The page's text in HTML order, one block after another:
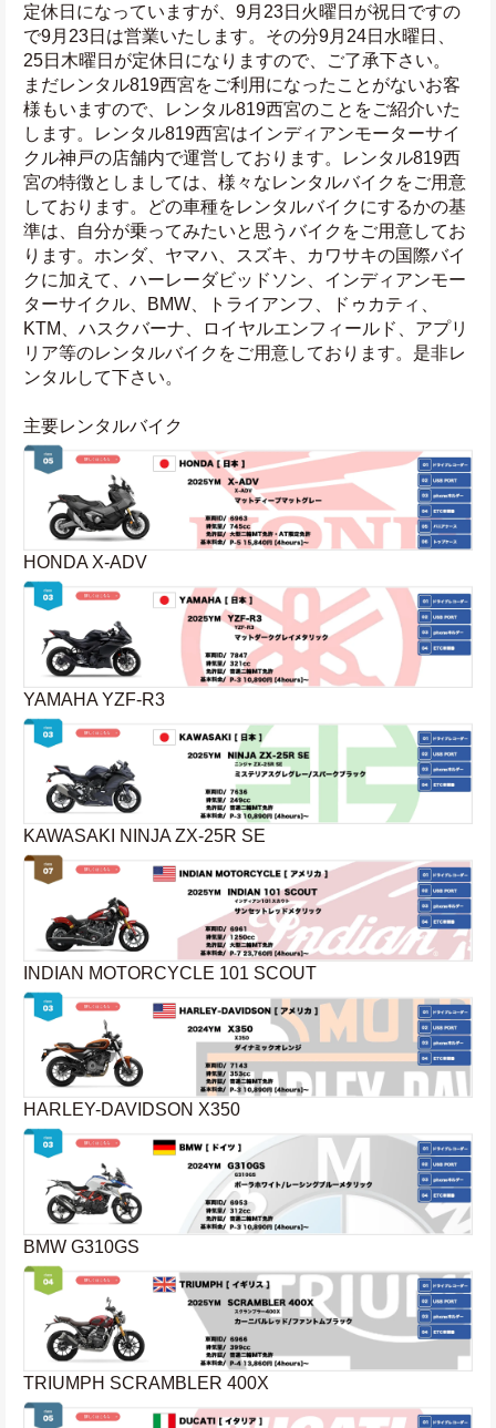
定休日になっていますが、9月23日火曜日が祝日ですの
で9月23日は営業いたします。その分9月24日水曜日、
25日木曜日が定休日になりますので、ご了承下さい。
まだレンタル819西宮をご利用になったことがないお客
様もいますので、レンタル819西宮のことをご紹介いた
します。レンタル819西宮はインディアンモーターサイ
クル神戸の店舗内で運営しております。レンタル819西
宮の特徴としましては、様々なレンタルバイクをご用意
しております。どの車種をレンタルバイクにするかの基
準は、自分が乗ってみたいと思うバイクをご用意してお
ります。ホンダ、ヤマハ、スズキ、カワサキの国際バイ
クに加えて、ハーレーダビッドソン、インディアンモー
ターサイクル、BMW、トライアンフ、ドゥカティ、
KTM、ハスクバーナ、ロイヤルエンフィールド、アプリ
リア等のレンタルバイクをご用意しております。是非レ
ンタルして下さい。
主要レンタルバイク
HONDA X-ADV
YAMAHA YZF-R3
KAWASAKI NINJA ZX-25R SE
INDIAN MOTORCYCLE 101 SCOUT
HARLEY-DAVIDSON X350
BMW G310GS
TRIUMPH SCRAMBLER 400X